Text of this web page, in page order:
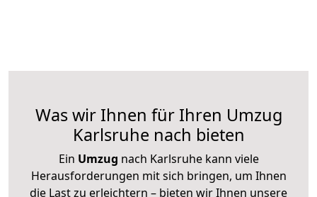
Was wir Ihnen für Ihren Umzug
Karlsruhe nach bieten
Ein Umzug nach Karlsruhe kann viele
Herausforderungen mit sich bringen, um Ihnen
die Last zu erleichtern – bieten wir Ihnen unsere